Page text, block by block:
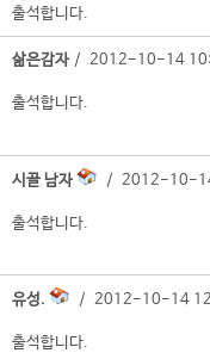
출석합니다.
삶은감자 / 2012-10-14
출석합니다.
시골 남자 / 2012-10-
출석합니다.
유성. / 2012-10-14
출석합니다.